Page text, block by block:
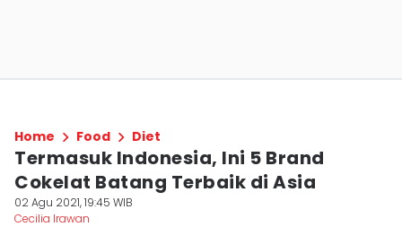
Home Food Diet
Termasuk Indonesia, Ini 5 Brand
Cokelat Batang Terbaik di Asia
02 Agu 2021, 19:45 WIB
Cecilia Irawan